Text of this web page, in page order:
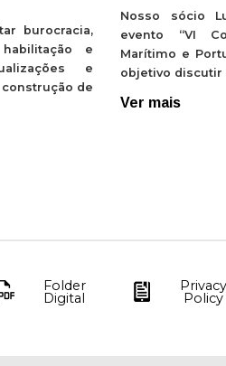
burocracia,
e
e
de
Nosso sócio
evento “VI
Marítimo e
objetivo discutir
Ver mais
Folder
Digital
Privacy
Policy